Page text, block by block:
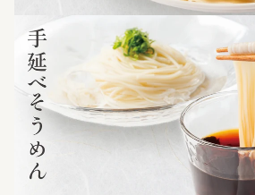
プライバシーポリシー
特定商取引法に基づく表記